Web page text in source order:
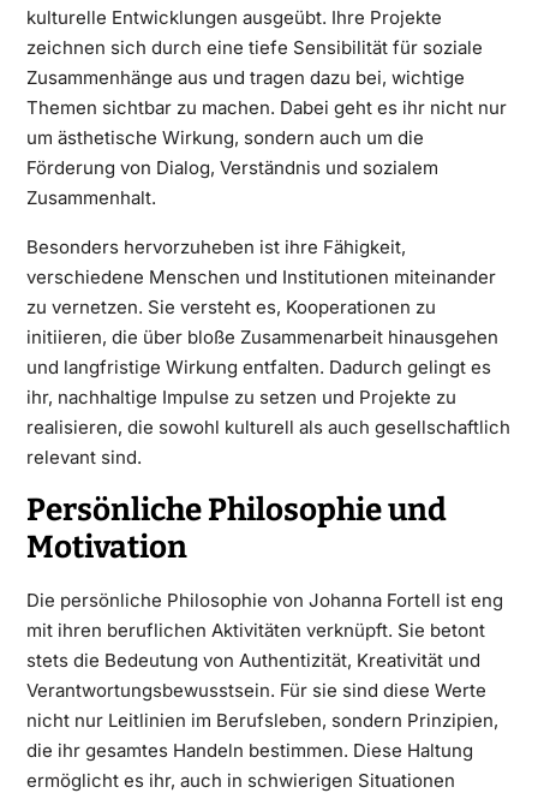
kulturelle Entwicklungen ausgeübt. Ihre Projekte
zeichnen sich durch eine tiefe Sensibilität für soziale
Zusammenhänge aus und tragen dazu bei, wichtige
Themen sichtbar zu machen. Dabei geht es ihr nicht nur
um ästhetische Wirkung, sondern auch um die
Förderung von Dialog, Verständnis und sozialem
Zusammenhalt.
Besonders hervorzuheben ist ihre Fähigkeit,
verschiedene Menschen und Institutionen miteinander
zu vernetzen. Sie versteht es, Kooperationen zu
initiieren, die über bloße Zusammenarbeit hinausgehen
und langfristige Wirkung entfalten. Dadurch gelingt es
ihr, nachhaltige Impulse zu setzen und Projekte zu
realisieren, die sowohl kulturell als auch gesellschaftlich
relevant sind.
Persönliche Philosophie und
Motivation
Die persönliche Philosophie von Johanna Fortell ist eng
mit ihren beruflichen Aktivitäten verknüpft. Sie betont
stets die Bedeutung von Authentizität, Kreativität und
Verantwortungsbewusstsein. Für sie sind diese Werte
nicht nur Leitlinien im Berufsleben, sondern Prinzipien,
die ihr gesamtes Handeln bestimmen. Diese Haltung
ermöglicht es ihr, auch in schwierigen Situationen